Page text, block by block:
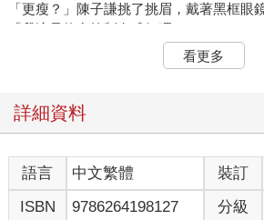
「更瘦？」陳子謙挑了挑眉，戴著黑框眼
「我這是飲食控制有成好嗎。」
林美琪哈哈一笑，隨即轉向阿傑，眼中有
「我們這麼久沒一起出來了，這次一定要
阿傑，張志傑。是陳子謙、林美琪的大學
山愛好者，畢業後成為了沒日沒夜的工程
看更多
詳細資料
語言 中文繁體
裝訂
ISBN
9786264198127 分級